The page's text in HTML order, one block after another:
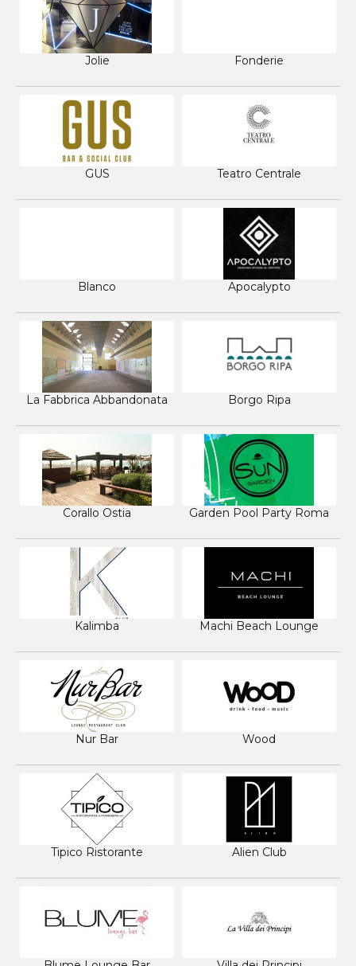
Jolie Fonderie
GUS Teatro Centrale
Blanco Apocalypto
La Fabbrica Abbandonata Borgo Ripa
Corallo Ostia Garden Pool Party Roma
Kalimba Machi Beach Lounge
Nur Bar Wood
Tipico Ristorante Alien Club